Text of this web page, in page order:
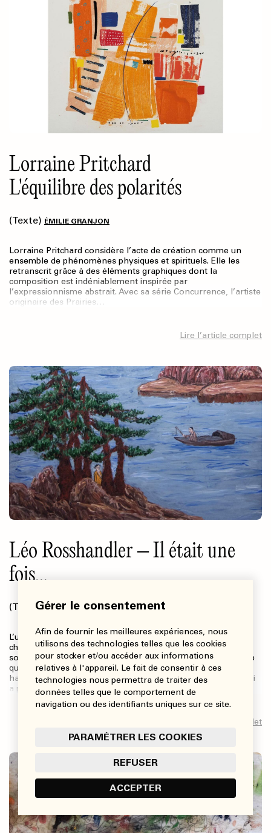
Gérer le consentement
Afin de fournir les meilleures expériences, nous
utilisons des technologies telles que les cookies
pour stocker et/ou accéder aux informations
relatives à l'appareil. Le fait de consentir à ces
technologies nous permettra de traiter des
données telles que le comportement de
navigation ou des identifiants uniques sur ce site.
PARAMÉTRER LES COOKIES
REFUSER
ACCEPTER
Lorraine Pritchard
L'équilibre des polarités
(Texte) ÉMILIE GRANJON
Lorraine Pritchard considère l’acte de création comme un
ensemble de phénomènes physiques et spirituels. Elle les
retranscrit grâce à des éléments graphiques dont la
composition est indéniablement inspirée par
l’expressionnisme abstrait. Avec sa série Concurrence, l’artiste
originaire des Prairies…
Lire l’article complet
Léo Rosshandler – Il était une
fois...
(Texte)BERNARD LÉVY
L’un pêche, l’autre cherche… on ne sait quoi : des
champignons peut-être ou un objet qu’il aurait perdu. L’un
sourit paisiblement. L’autre a le visage renfrogné. « Qu’est-ce
qui vous dit qu’au bout de la ligne du pêcheur, il y a un
hameçon ? » vous demanderait Léo Rosshandler, l’artiste qui
a peint…
Lire l’article complet